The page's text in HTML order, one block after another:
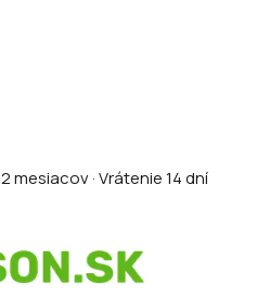
mesiacov · Vrátenie 14 dní